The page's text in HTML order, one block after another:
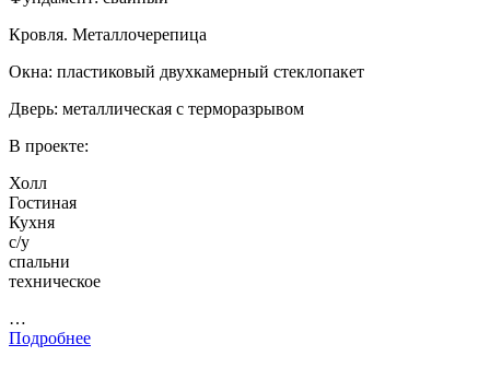
Кровля. Металлочерепица
Окна: пластиковый двухкамерный стеклопакет
Дверь: металлическая с терморазрывом
В проекте:
Холл
Гостиная
Кухня
с/у
спальни
техническое
…
Подробнее